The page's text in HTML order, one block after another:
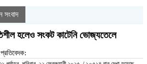
সংবাদ
হলেও সংকট কাটেনি ভোজ্যতেলে